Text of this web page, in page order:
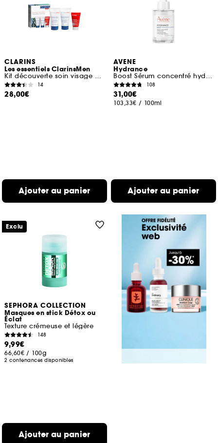
CLARINS
Les essentiels ClarinsMen
Kit découverte soin visage pour hommes
14
28,00€
Ajouter au panier
AVENE
Hydrance
Boost Sérum concentré hydratant
108
31,00€
103,33€ / 100ml
Ajouter au panier
SEPHORA COLLECTION
Masques en stick Détox ou
Éclat
Texture crémeuse et légère
148
9,99€
66,60€ / 100g
2 contenances disponibles
Ajouter au panier
Exclu